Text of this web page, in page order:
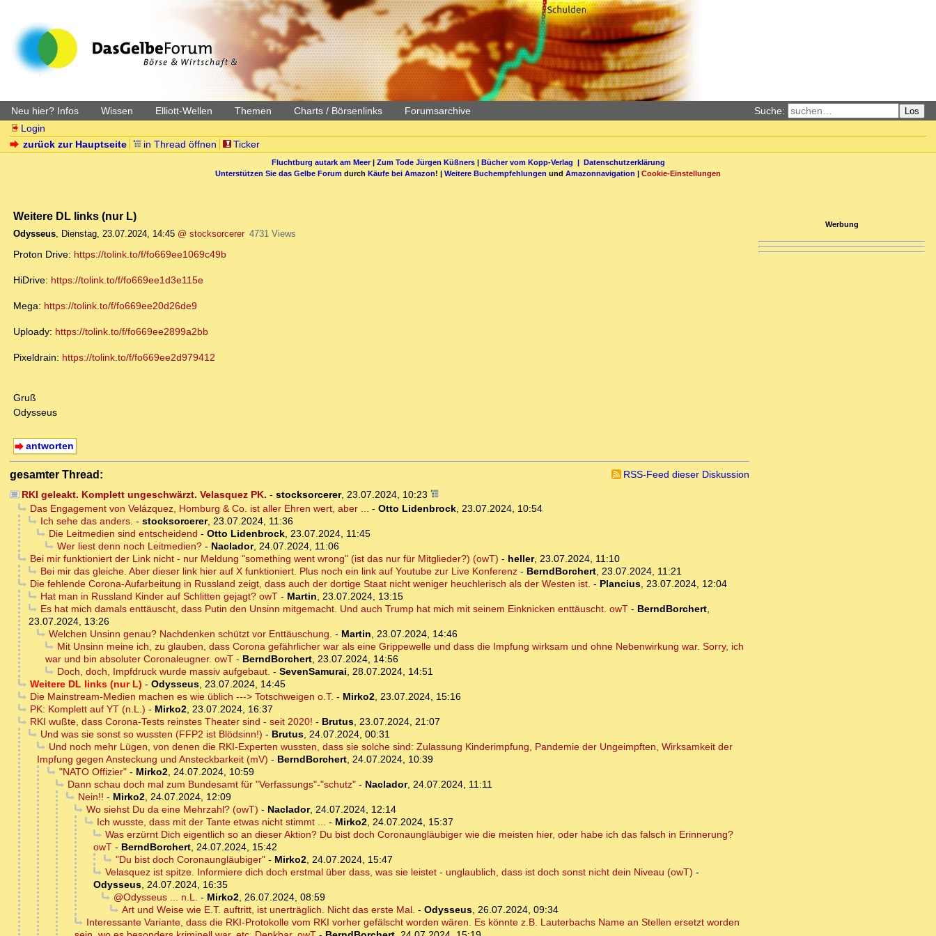
Neu hier? Infos Wissen Elliott-Wellen Themen Charts / Börsenlinks Forumsarchive Suche: Los
Login
zurück zur Hauptseite
in Thread öffnen Ticker
Fluchtburg autark am Meer| Zum Tode Jürgen Küßners| Bücher vom Kopp-Verlag | Datenschutzerklärung
Unterstützen Sie das Gelbe Forum durch Käufe bei Amazon! | Weitere Buchempfehlungen und Amazonnavigation | Cookie-Einstellungen
Weitere DL links (nur L)
Odysseus, Dienstag, 23.07.2024, 14:45 @ stocksorcerer 4731 Views
Proton Drive: https://tolink.to/f/fo669ee1069c49b
HiDrive: https://tolink.to/f/fo669ee1d3e115e
Mega: https://tolink.to/f/fo669ee20d26de9
Uploady: https://tolink.to/f/fo669ee2899a2bb
Pixeldrain: https://tolink.to/f/fo669ee2d979412
Gruß
Odysseus
antworten
gesamter Thread:
RSS-Feed dieser Diskussion
RKI geleakt. Komplett ungeschwärzt. Velasquez PK. - stocksorcerer, 23.07.2024, 10:23
Das Engagement von Velázquez, Homburg & Co. ist aller Ehren wert, aber ... - Otto Lidenbrock, 23.07.2024, 10:54
Ich sehe das anders. - stocksorcerer, 23.07.2024, 11:36
Die Leitmedien sind entscheidend - Otto Lidenbrock, 23.07.2024, 11:45
Wer liest denn noch Leitmedien?- Naclador, 24.07.2024, 11:06
Bei mir funktioniert der Link nicht - nur Meldung "something went wrong" (ist das nur für Mitglieder?) (owT) - heller, 23.07.2024, 11:10
Bei mir das gleiche. Aber dieser link hier auf X funktioniert. Plus noch ein link auf Youtube zur Live Konferenz- BerndBorchert, 23.07.2024, 11:21
Die fehlende Corona-Aufarbeitung in Russland zeigt, dass auch der dortige Staat nicht weniger heuchlerisch als der Westen ist. - Plancius, 23.07.2024, 12:04
Hat man in Russland Kinder auf Schlitten gejagt? owT- Martin, 23.07.2024, 13:15
Es hat mich damals enttäuscht, dass Putin den Unsinn mitgemacht. Und auch Trump hat mich mit seinem Einknicken enttäuscht. owT- BerndBorchert,
23.07.2024, 13:26
Welchen Unsinn genau? Nachdenken schützt vor Enttäuschung. - Martin, 23.07.2024, 14:46
Mit Unsinn meine ich, zu glauben, dass Corona gefährlicher war als eine Grippewelle und dass die Impfung wirksam und ohne Nebenwirkung war. Sorry, ich
war und bin absoluter Coronaleugner. owT - BerndBorchert, 23.07.2024, 14:56
Doch, doch, Impfdruck wurde massiv aufgebaut. - SevenSamurai, 28.07.2024, 14:51
Weitere DL links (nur L) - Odysseus, 23.07.2024, 14:45
Die Mainstream-Medien machen es wie üblich ---> Totschweigen o.T. - Mirko2, 23.07.2024, 15:16
PK: Komplett auf YT (n.L.) - Mirko2, 23.07.2024, 16:37
RKI wußte, dass Corona-Tests reinstes Theater sind - seit 2020! - Brutus, 23.07.2024, 21:07
Und was sie sonst so wussten (FFP2 ist Blödsinn!) - Brutus, 24.07.2024, 00:31
Und noch mehr Lügen, von denen die RKI-Experten wussten, dass sie solche sind: Zulassung Kinderimpfung, Pandemie der Ungeimpften, Wirksamkeit der
Impfung gegen Ansteckung und Ansteckbarkeit (mV) - BerndBorchert, 24.07.2024, 10:39
"NATO Offizier"- Mirko2, 24.07.2024, 10:59
Dann schau doch mal zum Bundesamt für "Verfassungs"-"schutz"- Naclador, 24.07.2024, 11:11
Nein!! - Mirko2, 24.07.2024, 12:09
Wo siehst Du da eine Mehrzahl? (owT) - Naclador, 24.07.2024, 12:14
Ich wusste, dass mit der Tante etwas nicht stimmt ... - Mirko2, 24.07.2024, 15:37
Was erzürnt Dich eigentlich so an dieser Aktion? Du bist doch Coronaungläubiger wie die meisten hier, oder habe ich das falsch in Erinnerung?
owT - BerndBorchert, 24.07.2024, 15:42
"Du bist doch Coronaungläubiger"- Mirko2, 24.07.2024, 15:47
Velasquez ist spitze. Informiere dich doch erstmal über dass, was sie leistet - unglaublich, dass ist doch sonst nicht dein Niveau (owT) -
Odysseus, 24.07.2024, 16:35
@Odysseus ... n.L. - Mirko2, 26.07.2024, 08:59
Art und Weise wie E.T. auftritt, ist unerträglich. Nicht das erste Mal. - Odysseus, 26.07.2024, 09:34
Interessante Variante, dass die RKI-Protokolle vom RKI vorher gefälscht worden wären. Es könnte z.B. Lauterbachs Name an Stellen ersetzt worden
Werbung